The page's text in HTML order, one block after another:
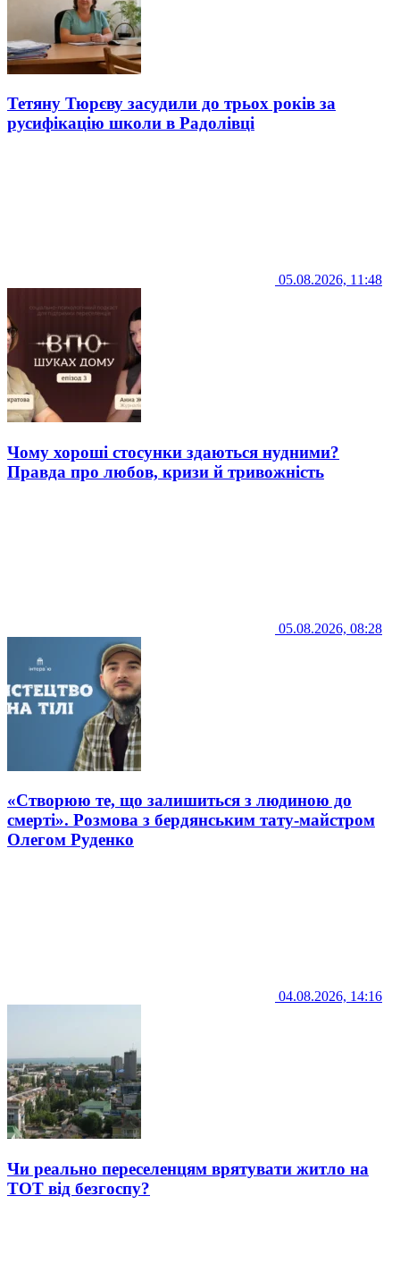
Тетяну Тюрєву засудили до трьох років за
русифікацію школи в Радолівці
05.08.2026, 11:48
Чому хороші стосунки здаються нудними?
Правда про любов, кризи й тривожність
05.08.2026, 08:28
«Створюю те, що залишиться з людиною до
смерті». Розмова з бердянським тату-майстром
Олегом Руденко
04.08.2026, 14:16
Чи реально переселенцям врятувати житло на
ТОТ від безгоспу?